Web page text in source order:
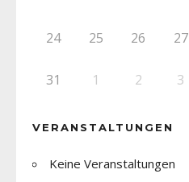
24 25 26 27
31 1 2 3
VERANSTALTUNGEN
Keine Veranstaltungen